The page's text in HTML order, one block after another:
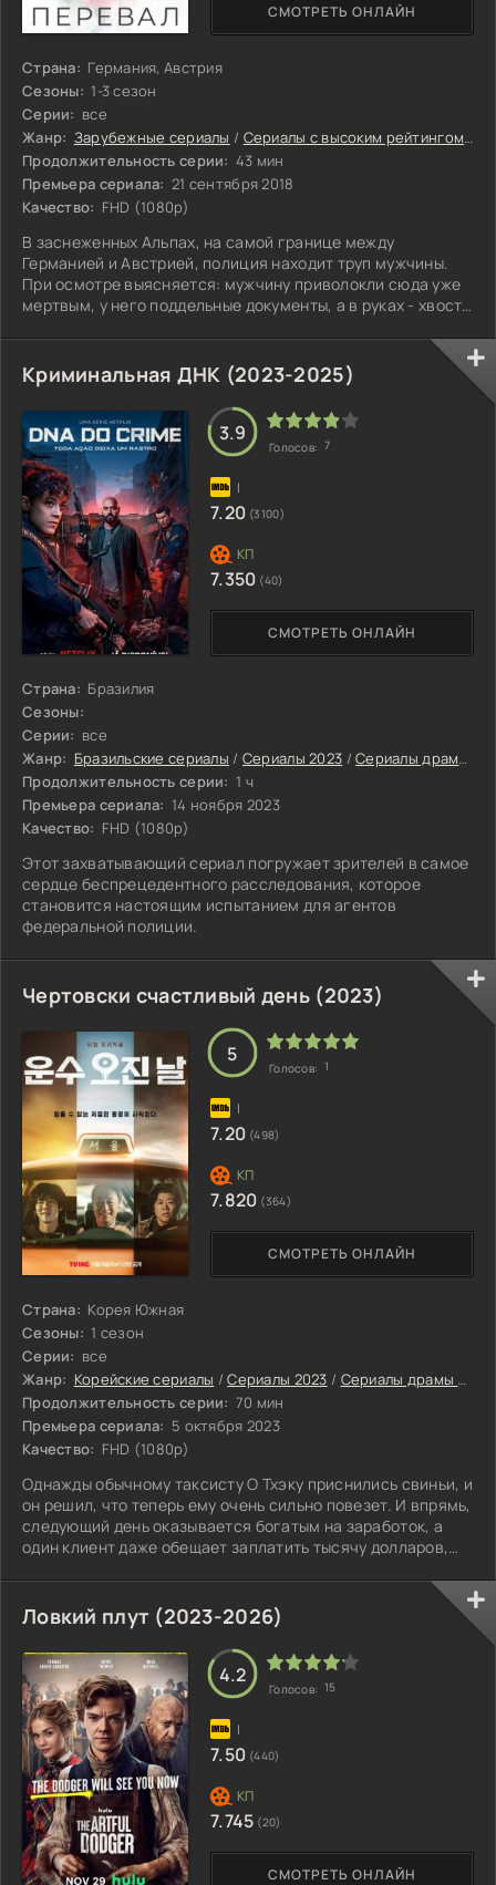
Страна: Германия, Австрия
Сезоны: 1-3 сезон
Серии: все
Жанр: Зарубежные сериалы / Сериалы с высоким рейтингом/
Продолжительность серии: 43 мин
Премьера сериала: 21 сентября 2018
Качество: FHD (1080p)
В заснеженных Альпах, на самой границе между
Германией и Австрией, полиция находит труп мужчины.
При осмотре выясняется: мужчину приволокли сюда уже
мертвым, у него поддельные документы, а в руках - хвост
преступление берутся два детектива из соседствующих
стран. Она - жизнелюбивая немка Элли Стокер, которая
пытается делать свою жуткую работу легко. Он - мрачный
алкоголик Гедеон Винтер, оказавшийся на самом дне
жизни. Вдвоем они включаются в расслед
СМОТРЕТЬ ОНЛАЙН
Криминальная ДНК (2023-2025)
Страна: Бразилия
Сезоны:
Серии: все
Жанр: Бразильские сериалы / Сериалы 2023 /Сериалы драмы 2023
Продолжительность серии: 1 ч
Премьера сериала: 14 ноября 2023
Качество: FHD (1080p)
Этот захватывающий сериал погружает зрителей в самое
сердце беспрецедентного расследования, которое
становится настоящим испытанием для агентов
федеральной полиции.
СМОТРЕТЬ ОНЛАЙН
3.9
Голосов: 7
7.20 (3100)
7.350 (40)
Чертовски счастливый день (2023)
Страна: Корея Южная
Сезоны: 1 сезон
Серии: все
Жанр: Корейские сериалы /Сериалы 2023 / Сериалы драмы 2023
Продолжительность серии: 70 мин
Премьера сериала: 5 октября 2023
Качество: FHD (1080p)
Однажды обычному таксисту О Тхэку приснились свиньи, и
он решил, что теперь ему очень сильно повезет. И впрямь,
следующий день оказывается богатым на заработок, а
один клиент даже обещает заплатить тысячу долларов,
такой куш, таксист и подумать не мог, что его пассажир -
убийца, который пытается сбежать из страны.
СМОТРЕТЬ ОНЛАЙН
5
Голосов: 1
7.20 (498)
7.820 (364)
Ловкий плут (2023-2026)
СМОТРЕТЬ ОНЛАЙН
4.2
Голосов: 15
7.50 (440)
7.745 (20)